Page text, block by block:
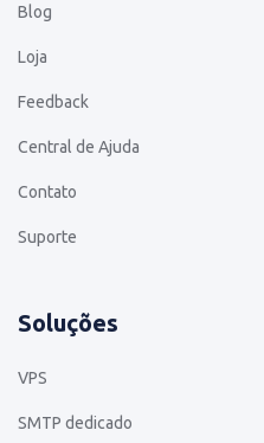
Blog
Loja
Feedback
Central de Ajuda
Contato
Suporte
Soluções
VPS
SMTP dedicado